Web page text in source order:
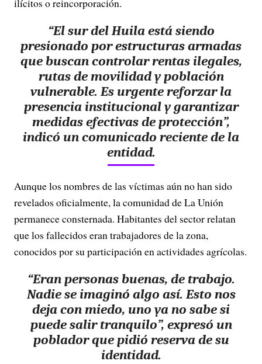
ilícitos o reincorporación.
“El sur del Huila está siendo
presionado por estructuras armadas
que buscan controlar rentas ilegales,
rutas de movilidad y población
vulnerable. Es urgente reforzar la
presencia institucional y garantizar
medidas efectivas de protección”,
indicó un comunicado reciente de la
entidad.
Aunque los nombres de las víctimas aún no han sido
revelados oficialmente, la comunidad de La Unión
permanece consternada. Habitantes del sector relatan
que los fallecidos eran trabajadores de la zona,
conocidos por su participación en actividades agrícolas.
“Eran personas buenas, de trabajo.
Nadie se imaginó algo así. Esto nos
deja con miedo, uno ya no sabe si
puede salir tranquilo”, expresó un
poblador que pidió reserva de su
identidad.